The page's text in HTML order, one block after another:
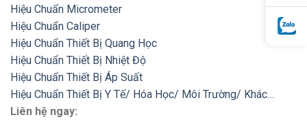
Hiệu Chuẩn Micrometer
Hiệu Chuẩn Caliper
Hiệu Chuẩn Thiết Bị Quang Học
Hiệu Chuẩn Thiết Bị Nhiệt Độ
Hiệu Chuẩn Thiết Bị Áp Suất
Hiệu Chuẩn Thiết Bị Y Tế/ Hóa Học/ Môi Trường/ Khác…
Liên hệ ngay: